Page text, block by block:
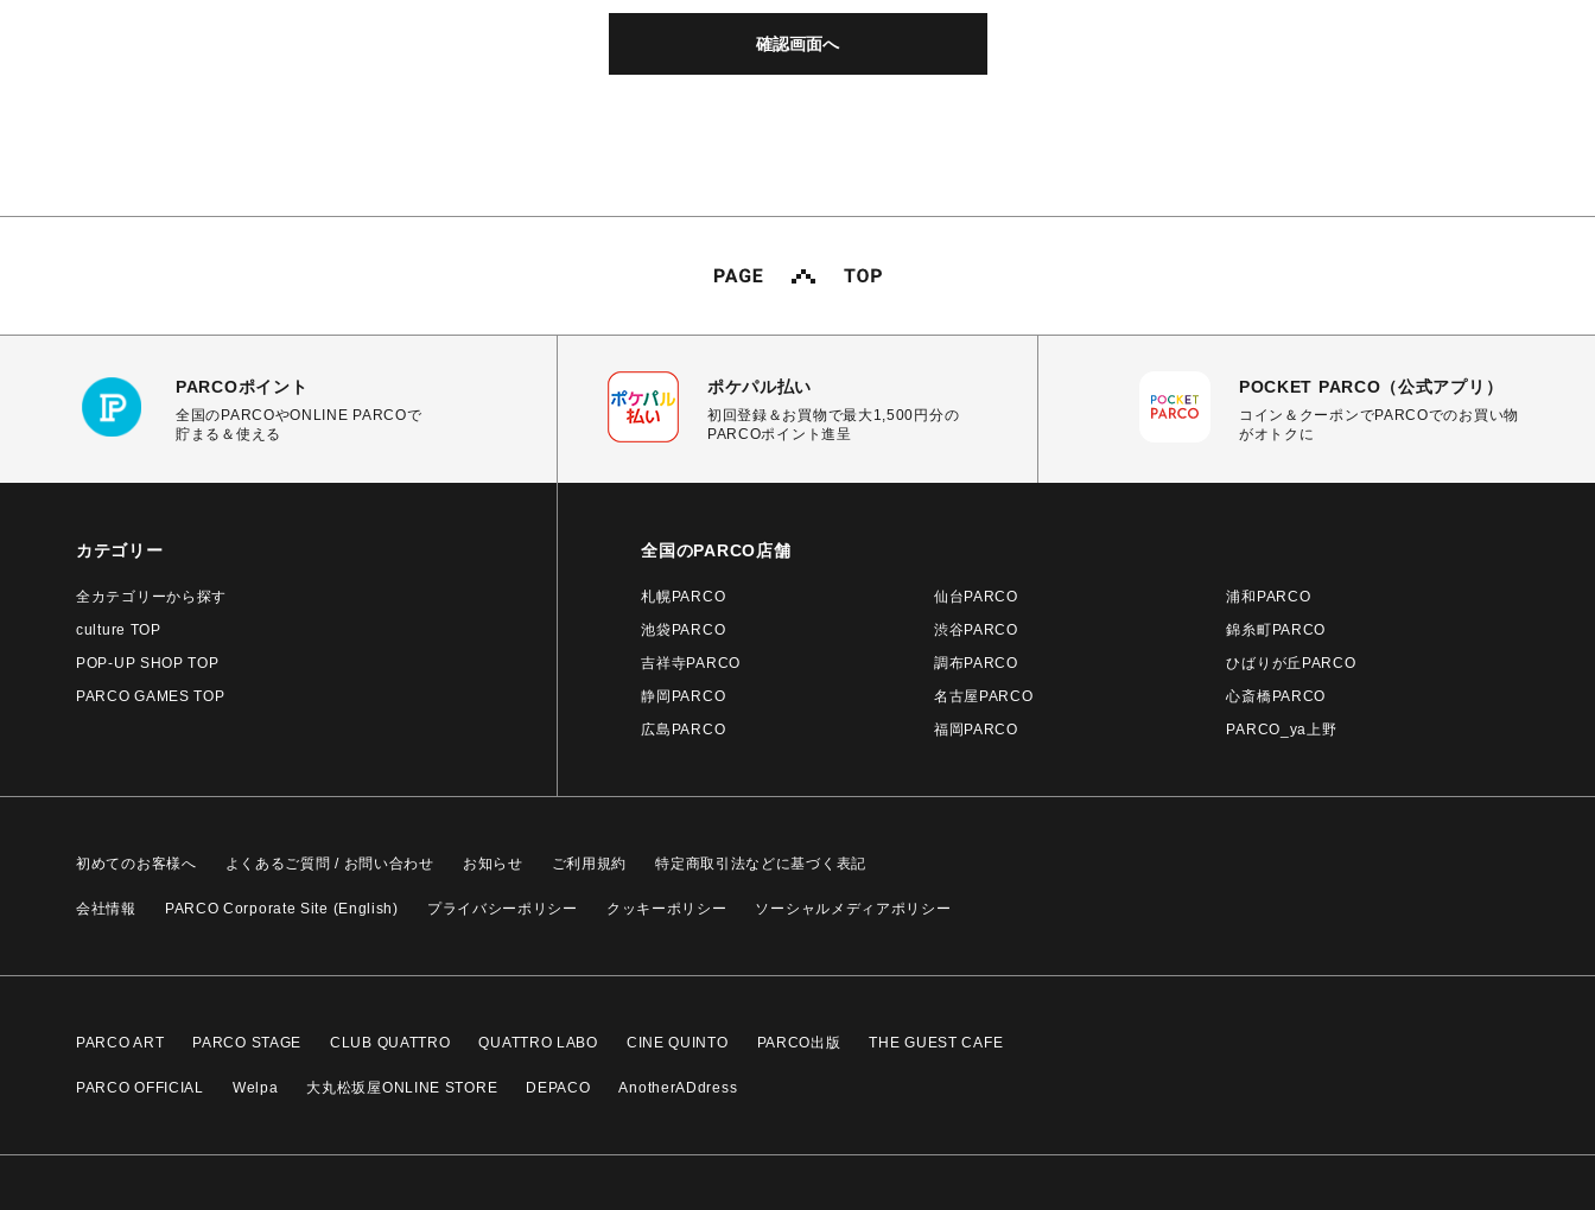
PARCOポイント
全国のPARCOやONLINE PARCOで
貯まる＆使える
ポケパル払い
初回登録＆お買物で最大1,500円分の
PARCOポイント進呈
POCKET PARCO（公式アプリ）
コイン＆クーポンでPARCOでのお買い物
がオトクに
カテゴリー
全カテゴリーから探す
culture TOP
POP-UP SHOP TOP
PARCO GAMES TOP
全国のPARCO店舗
札幌PARCO 仙台PARCO
浦和PARCO
池袋PARCO
渋谷PARCO
錦糸町PARCO
吉祥寺PARCO
調布PARCO
ひばりが丘PARCO
静岡PARCO
名古屋PARCO
心斎橋PARCO
広島PARCO
福岡PARCO PARCO_ya上野
初めてのお客様へ よくあるご質問 / お問い合わせ お知らせ ご利用規約 特定商取引法などに基づく表記
会社情報 PARCO Corporate Site (English) プライバシーポリシー クッキーポリシー ソーシャルメディアポリシー
PARCO ART PARCO STAGE CLUB QUATTRO QUATTRO LABO CINE QUINTO PARCO出版 THE GUEST CAFE
PARCO OFFICIAL Welpa 大丸松坂屋ONLINE STORE DEPACO AnotherADdress